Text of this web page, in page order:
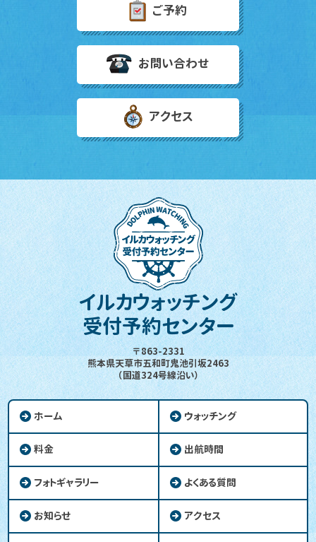
ご予約
お問い合わせ
アクセス
イルカウォッチング
受付予約センター
〒863-2331
熊本県天草市五和町鬼池引坂2463
（国道324号線沿い）
ホーム ウォッチング
料金 出航時間
フォトギャラリー よくある質問
お知らせ アクセス